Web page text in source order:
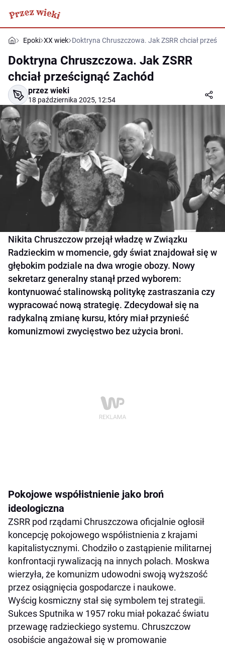
Epoki XX wiek Doktryna Chruszczowa. Jak ZSRR chciał
Doktryna Chruszczowa. Jak ZSRR
chciał prześcignąć Zachód
przez wieki
18 października 2025, 12:54
Nikita Chruszczow przejął władzę w Związku
Radzieckim w momencie, gdy świat znajdował się w
głębokim podziale na dwa wrogie obozy. Nowy
sekretarz generalny stanął przed wyborem:
kontynuować stalinowską politykę zastraszania czy
wypracować nową strategię. Zdecydował się na
radykalną zmianę kursu, który miał przynieść
komunizmowi zwycięstwo bez użycia broni.
Pokojowe współistnienie jako broń
ideologiczna
ZSRR pod rządami Chruszczowa oficjalnie ogłosił
koncepcję pokojowego współistnienia z krajami
kapitalistycznymi. Chodziło o zastąpienie militarnej
konfrontacji rywalizacją na innych polach. Moskwa
wierzyła, że komunizm udowodni swoją wyższość
przez osiągnięcia gospodarcze i naukowe.
Wyścig kosmiczny stał się symbolem tej strategii.
Sukces Sputnika w 1957 roku miał pokazać światu
przewagę radzieckiego systemu. Chruszczow
osobiście angażował się w promowanie